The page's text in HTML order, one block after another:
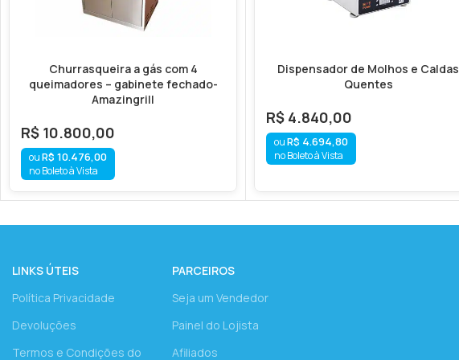
Churrasqueira a gás com 4
queimadores – gabinete fechado-
Amazingrill
R$ 10.800,00
R$ 10.476,00
no Boleto à Vista
Dispensador de Molhos e Caldas
Quentes
R$ 4.840,00
R$ 4.694,80
no Boleto à Vista
LINKS ÚTEIS
Política Privacidade
Devoluções
Termos e Condições do
PARCEIROS
Seja um Vendedor
Painel do Lojista
Afiliados